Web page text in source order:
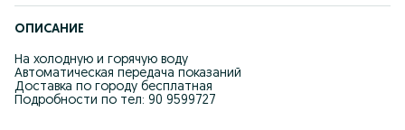
ОПИСАНИЕ
На холодную и горячую воду
Автоматическая передача показаний
Доставка по городу бесплатная
Подробности по тел: 90 9599727